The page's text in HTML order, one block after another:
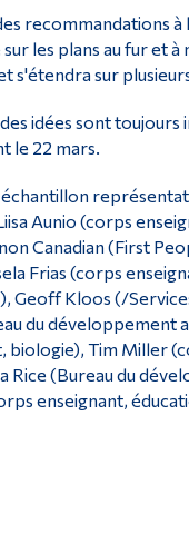
recommandations à
les plans au fur et à
s'étendra sur
idées sont toujours
le 22 mars.
Aunio (corps
Canadian (First
Frias (corps
Geoff Kloos (/
du développement
biologie), Tim Miller
Rice (Bureau du
enseignant,